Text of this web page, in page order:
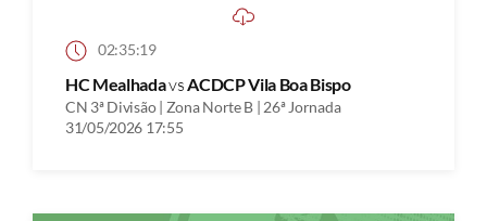
02:35:19
HC MealhadavsACDCP Vila Boa Bispo
CN 3ª Divisão | Zona Norte B | 26ª Jornada
31/05/2026 17:55